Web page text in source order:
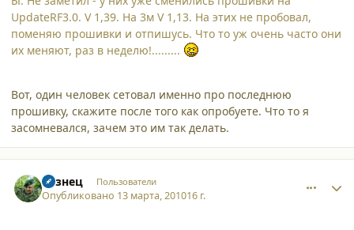
UpdateRF3.0. V 1,39. На 3м V 1,13. На этих не пробовал,
поменяю прошивки и отпишусь. Что то уж очень часто они
их меняют, раз в неделю!.........
Вот, один человек сетовал именно про последнюю
прошивку, скажите после того как опробуете. Что то я
засомневался, зачем это им так делать.
Кузнец Пользователи
Опубликовано 13 марта, 201016 г.